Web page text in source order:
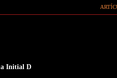
a Initial D